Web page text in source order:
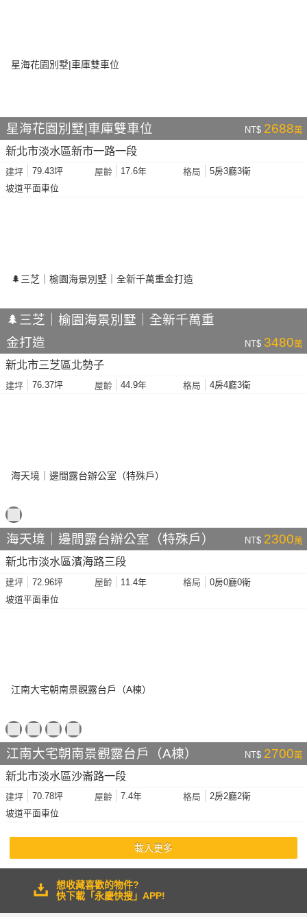
星海花園別墅|車庫雙車位 NT$ 2688萬
新北市淡水區新市一路一段
建坪 79.43坪 屋齡 17.6年 格局
5房3廳3衛
坡道平面車位
🌲三芝｜榆園海景別墅｜全新千萬重
金打造
NT$ 3480萬
新北市三芝區北勢子
建坪 76.37坪 屋齡 44.9年 格局 4房4廳3衛
海天境｜邊間露台辦公室（特殊戶） NT$ 2300萬
新北市淡水區濱海路三段
建坪 72.96坪 屋齡 11.4年 格局
0房0廳0衛
坡道平面車位
江南大宅朝南景觀露台戶（A棟） NT$ 2700萬
新北市淡水區沙崙路一段
建坪 70.78坪 屋齡 7.4年 格局
2房2廳2衛
坡道平面車位
載入更多
想收藏喜歡的物件?
快下載「永慶快搜」APP!